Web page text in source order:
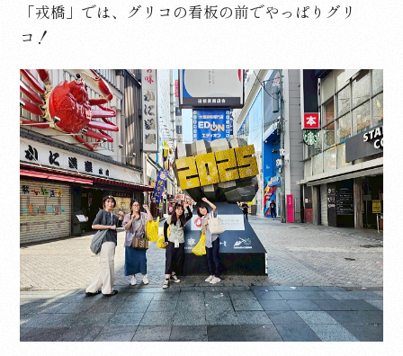
「戎橋 」では、グリコの看板の前でやっぱりグリ
コ！